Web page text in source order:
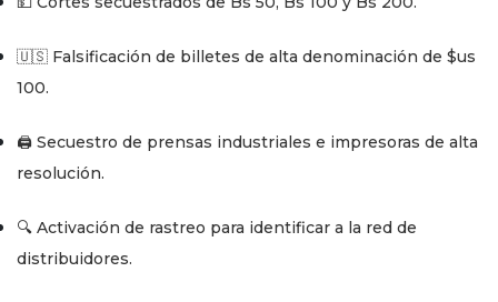
🇺🇸 Falsificación de billetes de alta denominación de $us
100.
🖨️ Secuestro de prensas industriales e impresoras de alta
resolución.
🔍 Activación de rastreo para identificar a la red de
distribuidores.